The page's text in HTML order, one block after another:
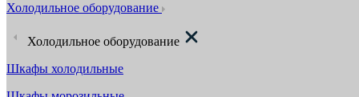
Холодильное оборудование
Холодильное оборудование
Шкафы холодильные